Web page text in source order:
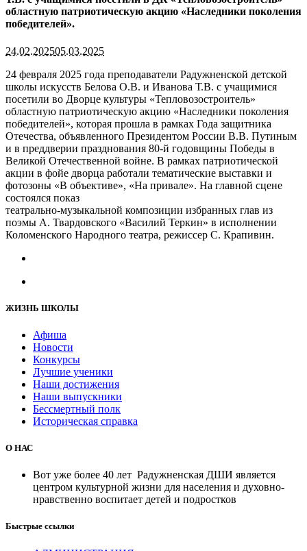
областную патриотическую акцию «Наследники поколения
победителей».
24.02.202505.03.2025
24 февраля 2025 года преподаватели Радужненской детской
школы искусств Белова О.В. и Иванова Т.В. с учащимися
посетили во Дворце культуры «Тепловозостроитель»
областную патриотическую акцию «Наследники поколения
победителей», которая прошла в рамках Года защитника
Отечества, объявленного Президентом России В.В. Путиным
и в преддверии празднования 80-й годовщины Победы в
Великой Отечественной войне. В рамках патриотической
акции в фойе дворца работали тематические выставки и
фотозоны «В объективе», «На привале». На главной сцене
состоялся показ
театрально-музыкальной композиции избранных глав из
поэмы А. Твардовского «Василий Теркин» в исполнении
Коломенского Народного театра, режиссер С. Крапивин.
ЖИЗНЬ ШКОЛЫ
Афиша
Новости
Конкурсы
Лучшие ученики
Наши достижения
Наши выпускники
Бессмертный полк
Историческая справка
О НАС
Вот уже более 40 лет Радужненская ДШИ является
центром культурной жизни для населения и духовно-
нравственно воспитает детей и подростков
Быстрые ссылки